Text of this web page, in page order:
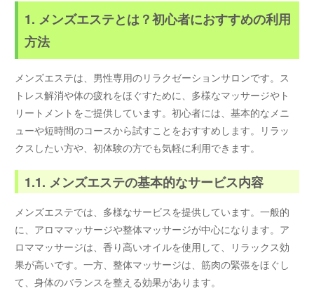
1. メンズエステとは？初心者におすすめの利用
方法
メンズエステは、男性専用のリラクゼーションサロンです。ス
トレス解消や体の疲れをほぐすために、多様なマッサージやト
リートメントをご提供しています。初心者には、基本的なメニ
ューや短時間のコースから試すことをおすすめします。リラッ
クスしたい方や、初体験の方でも気軽に利用できます。
1.1. メンズエステの基本的なサービス内容
メンズエステでは、多様なサービスを提供しています。一般的
に、アロママッサージや整体マッサージが中心になります。ア
ロママッサージは、香り高いオイルを使用して、リラックス効
果が高いです。一方、整体マッサージは、筋肉の緊張をほぐし
て、身体のバランスを整える効果があります。